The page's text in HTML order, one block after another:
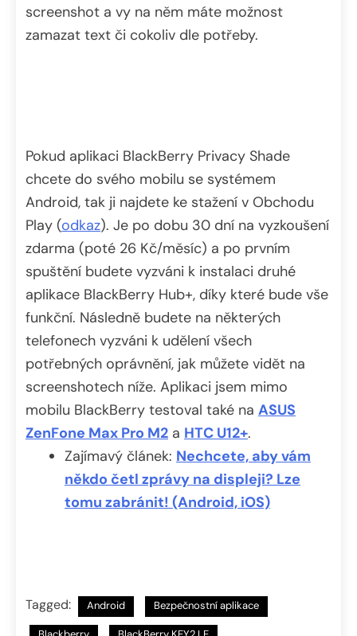
screenshot a vy na něm máte možnost
zamazat text či cokoliv dle potřeby.
Pokud aplikaci BlackBerry Privacy Shade
chcete do svého mobilu se systémem
Android, tak ji najdete ke stažení v Obchodu
Play (odkaz). Je po dobu 30 dní na vyzkoušení
zdarma (poté 26 Kč/měsíc) a po prvním
spuštění budete vyzváni k instalaci druhé
aplikace BlackBerry Hub+, díky které bude vše
funkční. Následně budete na některých
telefonech vyzváni k udělení všech
potřebných oprávnění, jak můžete vidět na
screenshotech níže. Aplikaci jsem mimo
mobilu BlackBerry testoval také na ASUS
ZenFone Max Pro M2 a HTC U12+.
Zajímavý článek: Nechcete, aby vám
někdo četl zprávy na displeji? Lze
tomu zabránit! (Android, iOS)
Tagged: Android Bezpečnostní aplikace